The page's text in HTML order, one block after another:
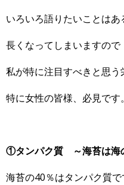
いろいろ語りたいことはあ
長くなってしまいますので
私が特に注目すべきと思う
特に女性の皆様、必見です。
①タンパク質 ～海苔は海
海苔の40％はタンパク質で